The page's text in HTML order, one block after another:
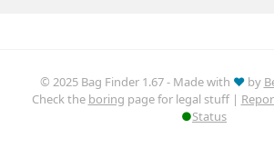
© 2025 Bag Finder 1.67 - Made with ♥by
Check the boring page for legal stuff |
●Status